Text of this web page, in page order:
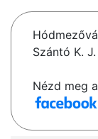
Szántó K. J.
Nézd meg